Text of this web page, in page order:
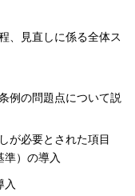
、見直しに係る全体ス
例の問題点について説
が必要とされた項目
準）の導入
入